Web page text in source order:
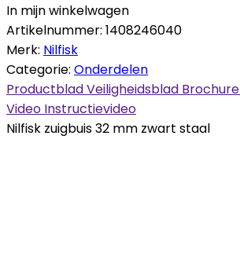
In mijn winkelwagen
Artikelnummer: 1408246040
Merk: Nilfisk
Categorie: Onderdelen
ProductbladVeiligheidsblad Brochure
Video Instructievideo
Nilfisk zuigbuis 32 mm zwart staal